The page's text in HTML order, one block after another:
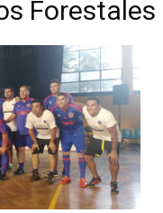
Forestales